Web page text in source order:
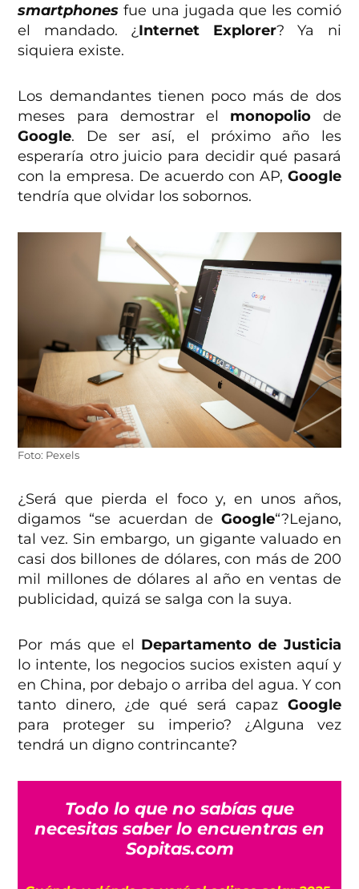
smartphones fue una jugada que les comió
el mandado. ¿Internet Explorer? Ya ni
siquiera existe.
Los demandantes tienen poco más de dos
meses para demostrar el monopolio de
Google. De ser así, el próximo año les
esperaría otro juicio para decidir qué pasará
con la empresa. De acuerdo con AP, Google
tendría que olvidar los sobornos.
Foto: Pexels
¿Será que pierda el foco y, en unos años,
digamos “se acuerdan de Google“?Lejano,
tal vez. Sin embargo, un gigante valuado en
casi dos billones de dólares, con más de 200
mil millones de dólares al año en ventas de
publicidad, quizá se salga con la suya.
Por más que el Departamento de Justicia
lo intente, los negocios sucios existen aquí y
en China, por debajo o arriba del agua. Y con
tanto dinero, ¿de qué será capaz Google
para proteger su imperio? ¿Alguna vez
tendrá un digno contrincante?
Todo lo que no sabías que
necesitas saber lo encuentras en
Sopitas.com